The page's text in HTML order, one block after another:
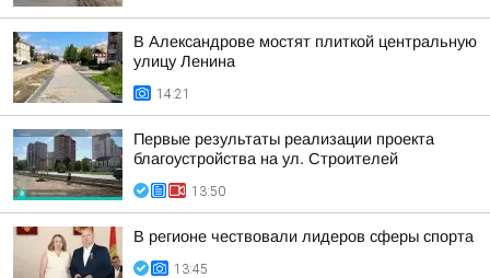
В Александрове мостят плиткой центральную
улицу Ленина
14:21
Первые результаты реализации проекта
благоустройства на ул. Строителей
13:50
В регионе чествовали лидеров сферы спорта
13:45